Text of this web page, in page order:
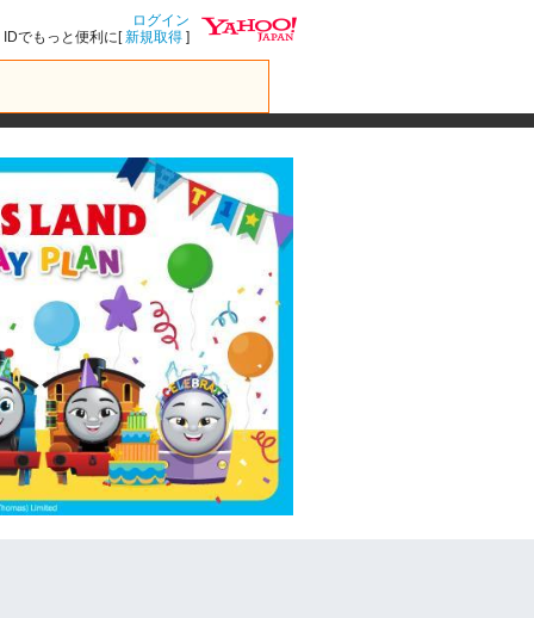
ログイン
IDでもっと便利に[新規取得 ]